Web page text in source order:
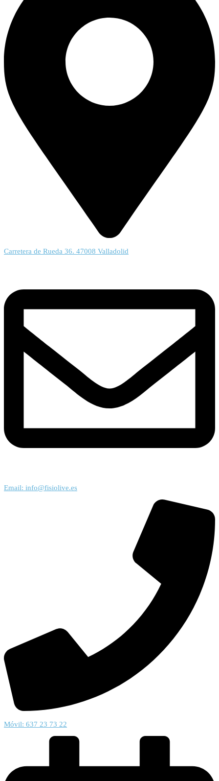
Carretera de Rueda 36. 47008 Valladolid
Email: info@fisiolive.es
Móvil: 637 23 73 22